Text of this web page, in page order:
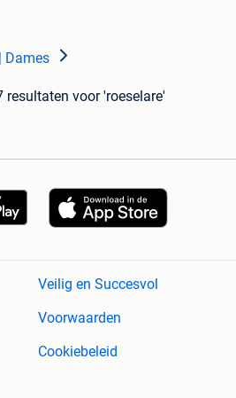
Dames
resultaten voor 'roeselare'
Veilig en Succesvol
Voorwaarden
Cookiebeleid